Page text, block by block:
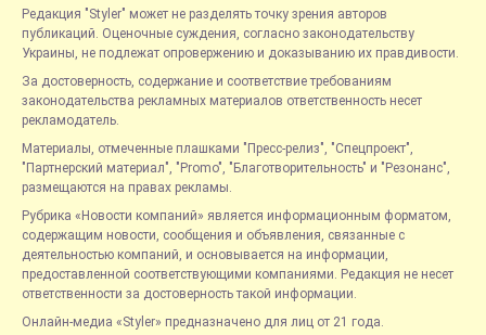
Редакция "Styler" может не разделять точку зрения авторов
публикаций. Оценочные суждения, согласно законодательству
Украины, не подлежат опровержению и доказыванию их правдивости.
За достоверность, содержание и соответствие требованиям
законодательства рекламных материалов ответственность несет
рекламодатель.
Материалы, отмеченные плашками "Пресс-релиз", "Спецпроект",
"Партнерский материал", "Promo", "Благотворительность" и "Резонанс",
размещаются на правах рекламы.
Рубрика «Новости компаний» является информационным форматом,
содержащим новости, сообщения и объявления, связанные с
деятельностью компаний, и основывается на информации,
предоставленной соответствующими компаниями. Редакция не несет
ответственности за достоверность такой информации.
Онлайн-медиа «Styler» предназначено для лиц от 21 года.